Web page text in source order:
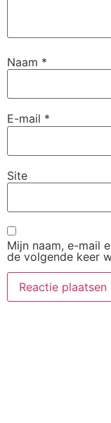
Naam *
E-mail *
Site
Mijn naam, e-mail
de volgende keer